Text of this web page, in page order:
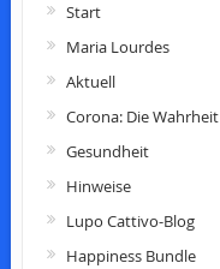
Start
Maria Lourdes
Aktuell
Corona: Die Wahrheit
Gesundheit
Hinweise
Lupo Cattivo-Blog
Happiness Bundle